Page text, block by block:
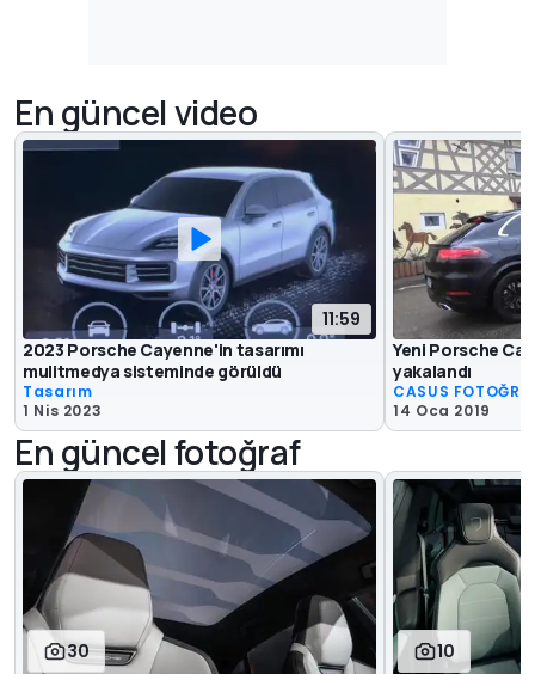
En güncel video
11:59
2023 Porsche Cayenne'in tasarımı
mulitmedya sisteminde görüldü
Tasarım
1 Nis 2023
Yeni Porsche
yakalandı
CASUS
14 Oca 2019
En güncel fotoğraf
30 10